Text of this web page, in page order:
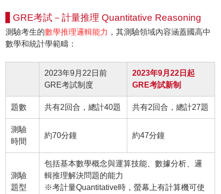
▋GRE考試－計量推理 Quantitative Reasoning
測驗考生的數學推理邏輯能力 ，其測驗領域內容涵蓋國高中
數學和統計學範疇：
2023年9月22日前
GRE考試制度
2023年9月22日起
GRE考試新制
題數 共有2回合，總計40題 共有2回合，總計27題
測驗
時間
約70分鐘 約47分鐘
測驗
題型
包括基本數學概念與運算技能、數據分析、邏
輯推理解決問題的能力
※考計量Quantitative時，螢幕上有計算機可使